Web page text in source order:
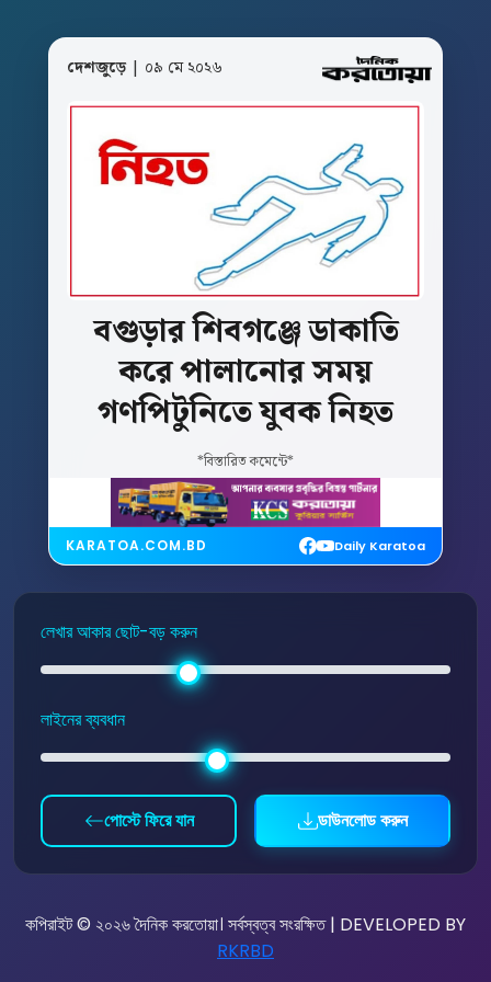
দেশজুড়ে| ০৯ মে ২০২৬
বগুড়ার শিবগঞ্জেডাকাতি
করেপালানোরসময়
গণপিটুনিতেযুবকনিহত
*বিস্তারিত কমেন্টে*
KARATOA.COM.BD Daily Karatoa
লেখার আকার ছোট-বড় করুন
লাইনের ব্যবধান
পোস্টে ফিরে যান ডাউনলোড করুন
কপিরাইট © ২০২৬ দৈনিক করতোয়া। সর্বস্বত্ব সংরক্ষিত | DEVELOPED BY
RKRBD